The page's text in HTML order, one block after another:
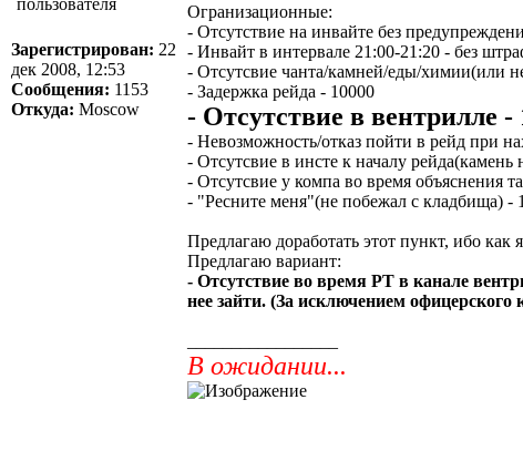
Зарегистрирован: 22
дек 2008, 12:53
Сообщения: 1153
Откуда: Moscow
Огранизационные:
- Отсутствие на инвайте без
- Инвайт в интервале 21:00-21:20 - без
- Отсутсвие чанта/камней/еды/химии(или
- Задержка рейда - 10000
- Отсутствие в вентрилле
- Невозможность/отказ пойти в рейд при
- Отсутсвие в инсте к началу
- Отсутсвие у компа во время объяснения
- "Ресните меня"(не побежал с кладбища) -
Предлагаю доработать этот пункт, ибо
Предлагаю вариант:
- Отсутствие во время РТ в канале
нее зайти. (За исключением
В ожидании...